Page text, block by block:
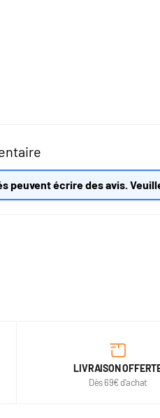
peuvent écrire des avis.
LIVRAISON
Dès 69€ d'achat